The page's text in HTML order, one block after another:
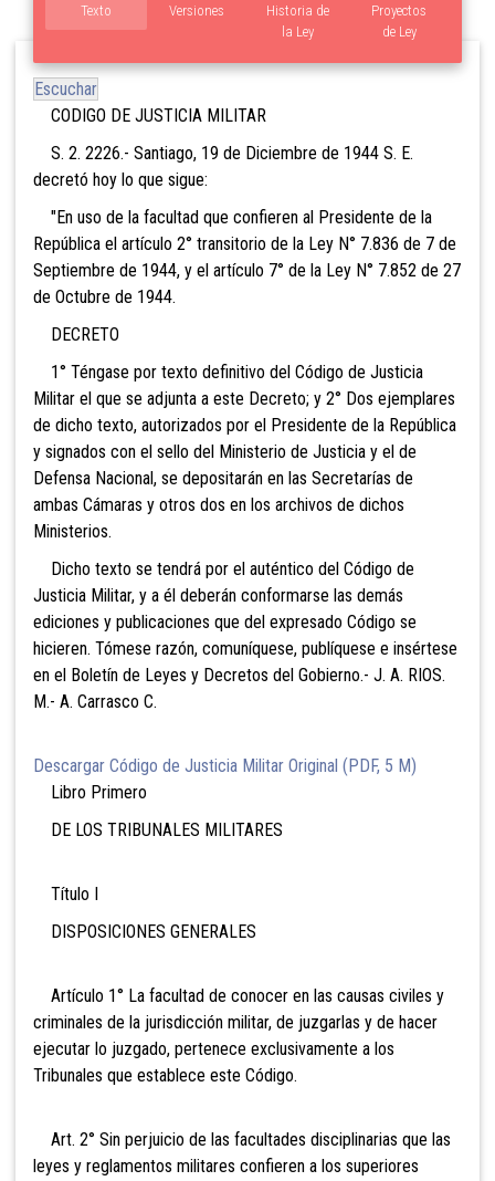
Texto Versiones
Proyectos
de Ley
Historia de
la Ley
Escuchar
CODIGO DE JUSTICIA MILITAR
S. 2. 2226.- Santiago, 19 de Diciembre de 1944 S. E.
decretó hoy lo que sigue:
"En uso de la facultad que confieren al Presidente de la
República el artículo 2° transitorio de la Ley N° 7.836 de 7 de
Septiembre de 1944, y el artículo 7° de la Ley N° 7.852 de 27
de Octubre de 1944.
DECRETO
1° Téngase por texto definitivo del Código de Justicia
Militar el que se adjunta a este Decreto; y 2° Dos ejemplares
de dicho texto, autorizados por el Presidente de la República
y signados con el sello del Ministerio de Justicia y el de
Defensa Nacional, se depositarán en las Secretarías de
ambas Cámaras y otros dos en los archivos de dichos
Ministerios.
Dicho texto se tendrá por el auténtico del Código de
Justicia Militar, y a él deberán conformarse las demás
ediciones y publicaciones que del expresado Código se
hicieren. Tómese razón, comuníquese, publíquese e insértese
en el Boletín de Leyes y Decretos del Gobierno.- J. A. RIOS.
M.- A. Carrasco C.
Descargar Código de Justicia Militar Original (PDF, 5 M)
Libro Primero
DE LOS TRIBUNALES MILITARES
Título I
DISPOSICIONES GENERALES
Artículo 1° La facultad de conocer en las causas civiles y
criminales de la jurisdicción militar, de juzgarlas y de hacer
ejecutar lo juzgado, pertenece exclusivamente a los
Tribunales que establece este Código.
Art. 2° Sin perjuicio de las facultades disciplinarias que las
leyes y reglamentos militares confieren a los superiores